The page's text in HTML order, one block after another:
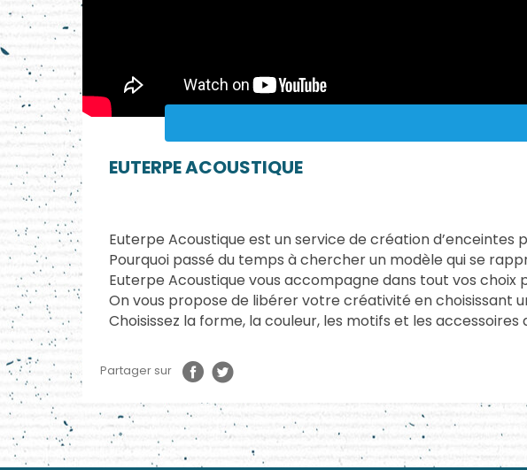
EUTERPE ACOUSTIQUE
Euterpe Acoustique est un service de création
Pourquoi passé du temps à chercher un modèle qui se
Euterpe Acoustique vous accompagne dans tout vos
On vous propose de libérer votre créativité en choisissant
Choisissez la forme, la couleur, les motifs et les
Partager sur